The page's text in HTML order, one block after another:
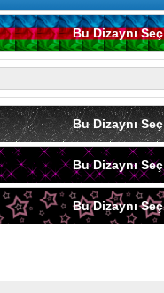
Bu Dizaynı Seç
Bu Dizaynı Seç
Bu Dizaynı Seç
Bu Dizaynı Seç